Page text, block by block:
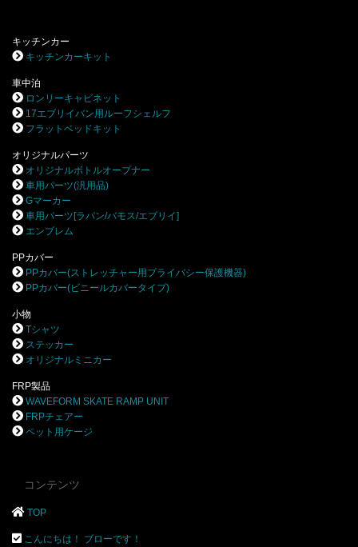
キッチンカー
キッチンカーキット
車中泊
ロンリーキャビネット
17エブリイバン用ルーフシェルフ
フラットベッドキット
オリジナルパーツ
オリジナルボトルオープナー
車用パーツ(汎用品)
Gマーカー
車用パーツ[ラパン/バモス/エブリイ]
エンブレム
PPカバー
PPカバー(ストレッチャー用プライバシー保護機器)
PPカバー(ビニールカバータイプ)
小物
Tシャツ
ステッカー
オリジナルミニカー
FRP製品
WAVEFORM SKATE RAMP UNIT
FRPチェアー
ペット用ケージ
コンテンツ
TOP
こんにちは！ ブローです！